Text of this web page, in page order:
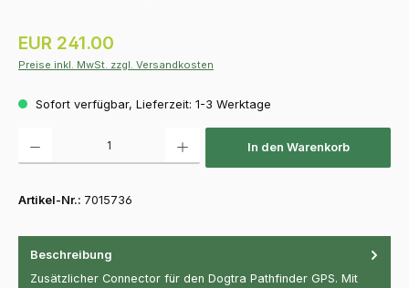
Regulärer Preis:
EUR 241.00
Preise inkl. MwSt. zzgl. Versandkosten
Sofort verfügbar, Lieferzeit: 1-3 Werktage
In den Warenkorb
Artikel-Nr.: 7015736
Beschreibung
Zusätzlicher Connector für den Dogtra Pathfinder GPS. Mit